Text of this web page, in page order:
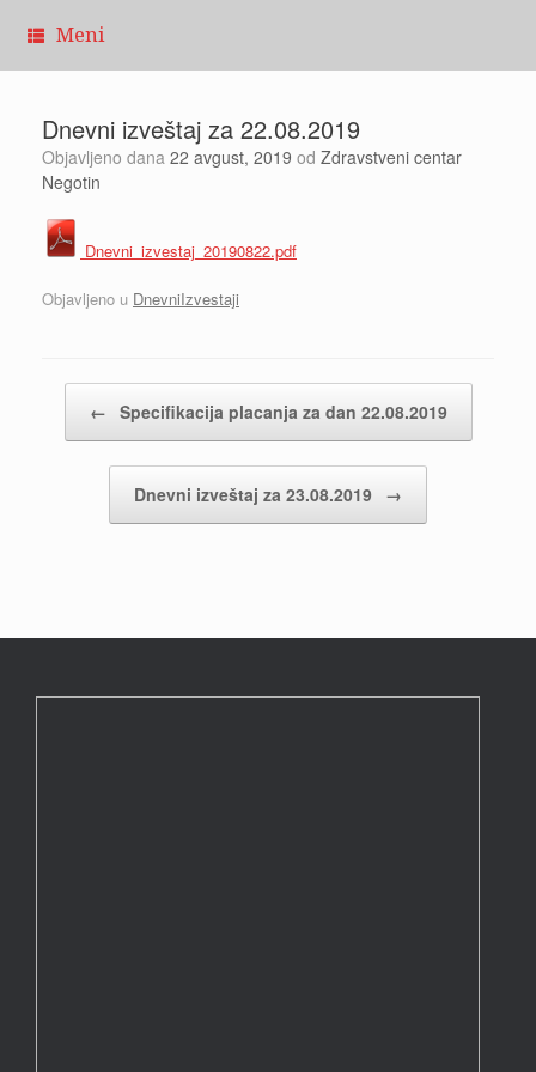
Meni
Dnevni izveštaj za 22.08.2019
Objavljeno dana 22 avgust, 2019 od Zdravstveni centar
Negotin
Dnevni_izvestaj_20190822.pdf
Objavljeno u DnevniIzvestaji
← Specifikacija placanja za dan 22.08.2019
Dnevni izveštaj za 23.08.2019 →